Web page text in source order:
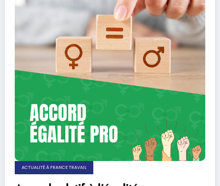
ACTUALITÉ À FRANCE TRAVAIL